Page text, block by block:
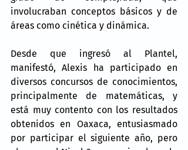
involucraban conceptos básicos y de
áreas como cinética y dinámica.
Desde que ingresó al Plantel,
manifestó, Alexis ha participado en
diversos concursos de conocimientos,
principalmente de matemáticas, y
está muy contento con los resultados
obtenidos en Oaxaca, entusiasmado
por participar el siguiente año, pero